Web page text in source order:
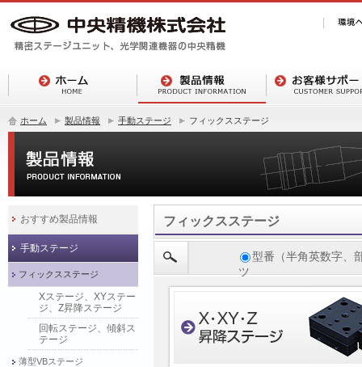
ホーム 製品情報 手動ステージ フィックスステージ
フィックスステージ
型番（半角英数字、
ツ
おすすめ製品情報
手動ステージ
フィックスステージ
Xステージ、XYステー
ジ、Z昇降ステージ
回転ステージ、傾斜ス
テージ
薄型VBステージ